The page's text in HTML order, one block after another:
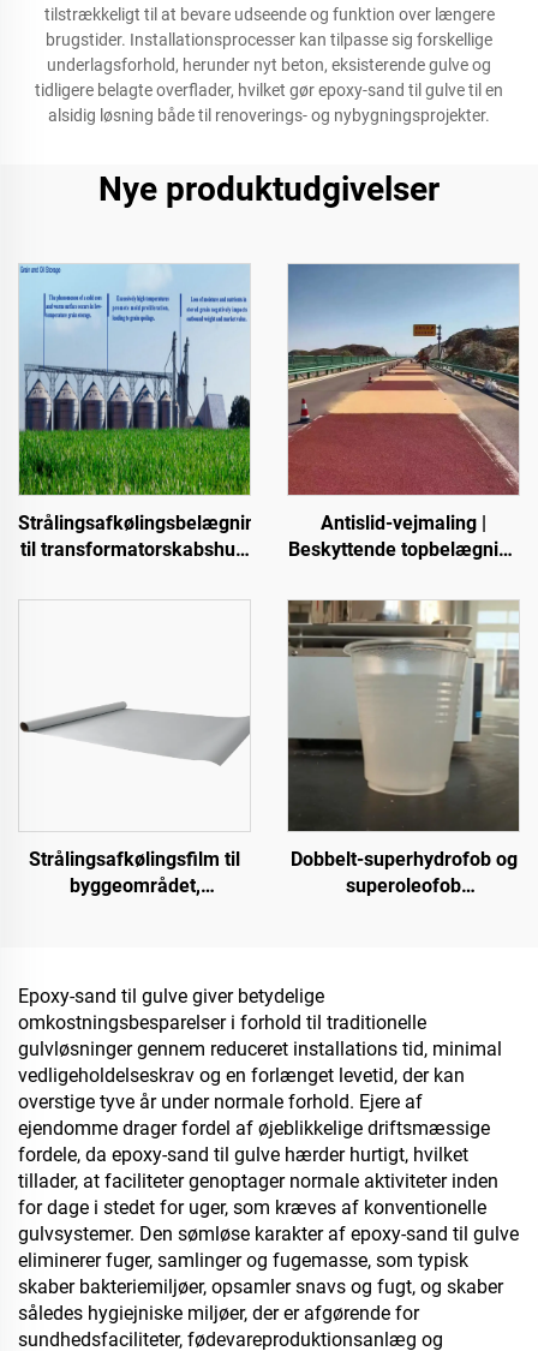
tilstrækkeligt til at bevare udseende og funktion over længere
brugstider. Installationsprocesser kan tilpasse sig forskellige
underlagsforhold, herunder nyt beton, eksisterende gulve og
tidligere belagte overflader, hvilket gør epoxy-sand til gulve til en
alsidig løsning både til renoverings- og nybygningsprojekter.
Nye produktudgivelser
Strålingsafkølingsbelægninger
til transformatorskabshus,
fabriksbygninger,
Antislid-vejmaling |
Beskyttende topbelægning
indendørs og udendørs
belægninger
Strålingsafkølingsfilm til
byggeområdet,
korndepoter, transport- og
udendørs faciliteter samt
nye livsstilsanvendelser
Dobbelt-superhydrofob og
superoleofob
eller i andre scenarier,
hvor hydrofobe og
oleofobe egenskaber
kræves
Epoxy-sand til gulve giver betydelige
omkostningsbesparelser i forhold til traditionelle
gulvløsninger gennem reduceret installations tid, minimal
vedligeholdelseskrav og en forlænget levetid, der kan
overstige tyve år under normale forhold. Ejere af
ejendomme drager fordel af øjeblikkelige driftsmæssige
fordele, da epoxy-sand til gulve hærder hurtigt, hvilket
tillader, at faciliteter genoptager normale aktiviteter inden
for dage i stedet for uger, som kræves af konventionelle
gulvsystemer. Den sømløse karakter af epoxy-sand til gulve
eliminerer fuger, samlinger og fugemasse, som typisk
skaber bakteriemiljøer, opsamler snavs og fugt, og skaber
således hygiejniske miljøer, der er afgørende for
sundhedsfaciliteter, fødevareproduktionsanlæg og